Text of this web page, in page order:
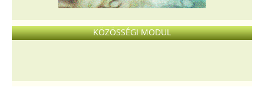
KÖZÖSSÉGI MODUL